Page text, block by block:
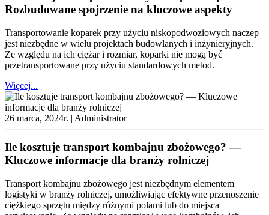
Rozbudowane spojrzenie na kluczowe aspekty
Transportowanie koparek przy użyciu niskopodwoziowych naczep
jest niezbędne w wielu projektach budowlanych i inżynieryjnych.
Ze względu na ich ciężar i rozmiar, koparki nie mogą być
przetransportowane przy użyciu standardowych metod.
Więcej...
26 marca, 2024r. | Administrator
Ile kosztuje transport kombajnu zbożowego? —
Kluczowe informacje dla branży rolniczej
Transport kombajnu zbożowego jest niezbędnym elementem
logistyki w branży rolniczej, umożliwiając efektywne przenoszenie
ciężkiego sprzętu między różnymi polami lub do miejsca